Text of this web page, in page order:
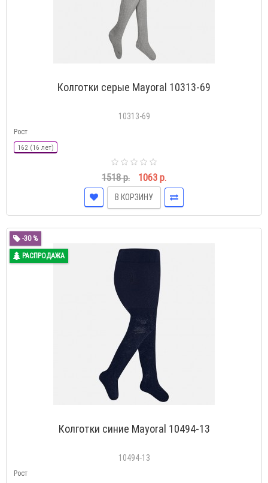
Колготки серые Mayoral 10313-69
10313-69
Рост
162 (16 лет)
1518 р. 1063 р.
В КОРЗИНУ
-30 %
РАСПРОДАЖА
Колготки синие Mayoral 10494-13
10494-13
Рост